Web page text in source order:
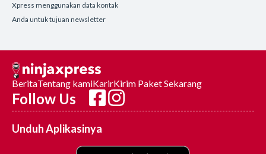
Xpress menggunakan data kontak
Anda untuk tujuan newsletter
BeritaTentang kamiKarirKirim Paket Sekarang
Follow Us
Unduh Aplikasinya